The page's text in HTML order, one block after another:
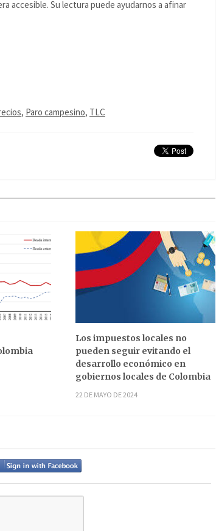
accesible. Su lectura puede ayudarnos a afinar
, Paro campesino, TLC
Los impuestos locales no
pueden seguir evitando el
desarrollo económico en
gobiernos locales de Colombia
22 DE MAYO DE 2024